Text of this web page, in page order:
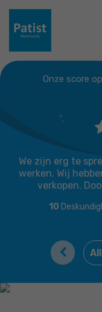
Onze score
We zijn erg te
werken. Wij
verkopen.
10